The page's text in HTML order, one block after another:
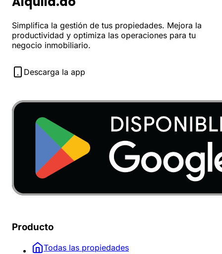
Simplifica la gestión de tus propiedades. Mejora la
productividad y optimiza las operaciones para tu
negocio inmobiliario.
Descarga la app
Producto
Todas las propiedades